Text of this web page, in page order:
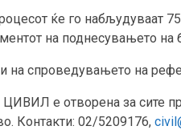
ќе го набљудуваат
на поднесувањето на
на спроведувањето на
ЦИВИЛ е отворена за сите
Контакти: 02/5209176,